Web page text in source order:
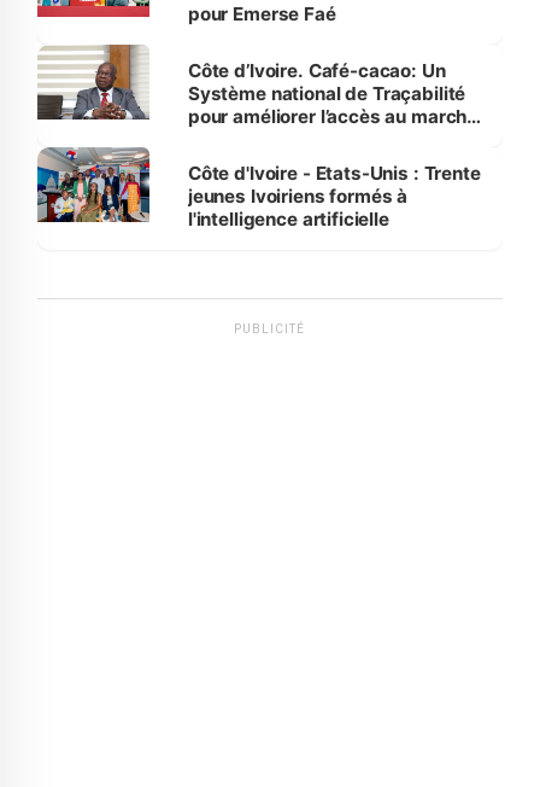
pour Emerse Faé
Côte d’Ivoire. Café-cacao: Un
Système national de Traçabilité
pour améliorer l’accès au marché
Côte d'Ivoire - Etats-Unis : Trente
jeunes Ivoiriens formés à
l'intelligence artificielle
PUBLICITÉ